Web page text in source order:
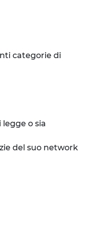
categorie di
o sia
del suo network